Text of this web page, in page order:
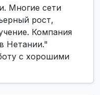
Многие сети
рост,
Компания
Нетании."
с хорошими